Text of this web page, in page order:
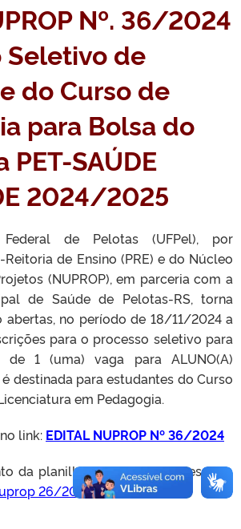
Nº. 36/2024
Seletivo de
do Curso de
para Bolsa do
PET-SAÚDE
2024/2025
de Pelotas (UFPel), por
de Ensino (PRE) e do Núcleo
(NUPROP), em parceria com a
de Saúde de Pelotas-RS, torna
no período de 18/11/2024 a
para o processo seletivo para
de 1 (uma) vaga para ALUNO(A)
é destinada para estudantes do Curso
em Pedagogia.
link: EDITAL NUPROP Nº 36/2024
da planilha de currículo, acessar o
26/2024